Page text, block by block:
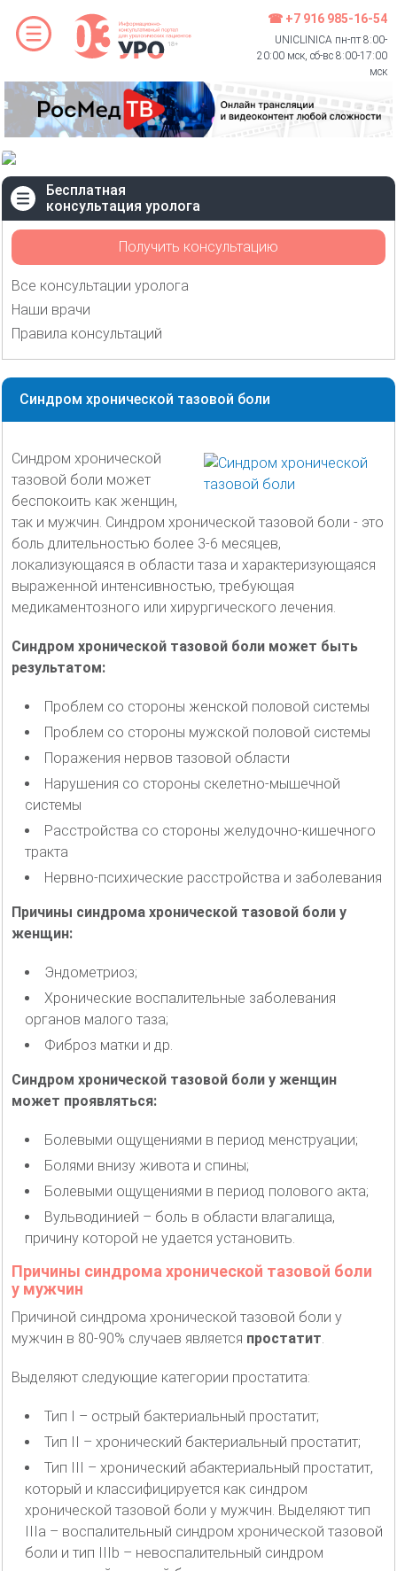
☎ +7 916 985-16-54
UNICLINICA пн-пт 8:00-
20:00 мск, сб-вс 8:00-17:00
мск
Бесплатная
консультация уролога
Получить консультацию
Все консультации уролога
Наши врачи
Правила консультаций
Синдром хронической тазовой боли
Синдром хронической
тазовой боли может
беспокоить как женщин,
так и мужчин. Синдром хронической тазовой боли - это
боль длительностью более 3-6 месяцев,
локализующаяся в области таза и характеризующаяся
выраженной интенсивностью, требующая
медикаментозного или хирургического лечения.
Синдром хронической тазовой боли может быть
результатом:
Проблем со стороны женской половой системы
Проблем со стороны мужской половой системы
Поражения нервов тазовой области
Нарушения со стороны скелетно-мышечной
системы
Расстройства со стороны желудочно-кишечного
тракта
Нервно-психические расстройства и заболевания
Причины синдрома хронической тазовой боли у
женщин:
Эндометриоз;
Хронические воспалительные заболевания
органов малого таза;
Фиброз матки и др.
Синдром хронической тазовой боли у женщин
может проявляться:
Болевыми ощущениями в период менструации;
Болями внизу живота и спины;
Болевыми ощущениями в период полового акта;
Вульводинией – боль в области влагалища,
причину которой не удается установить.
Причины синдрома хронической тазовой боли
у мужчин
Причиной синдрома хронической тазовой боли у
мужчин в 80-90% случаев является простатит.
Выделяют следующие категории простатита:
Тип I – острый бактериальный простатит;
Тип II – хронический бактериальный простатит;
Тип III – хронический абактериальный простатит,
который и классифицируется как синдром
хронической тазовой боли у мужчин. Выделяют тип
IIIa – воспалительный синдром хронической тазовой
боли и тип IIIb – невоспалительный синдром